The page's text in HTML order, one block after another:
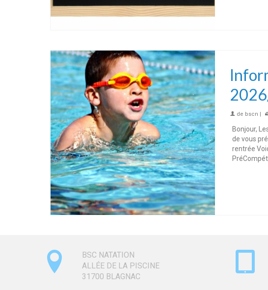
de bscn |
Bonjour,
de vous
rentrée
BSC NATATION
ALLÉE DE LA PISCINE
31700 BLAGNAC